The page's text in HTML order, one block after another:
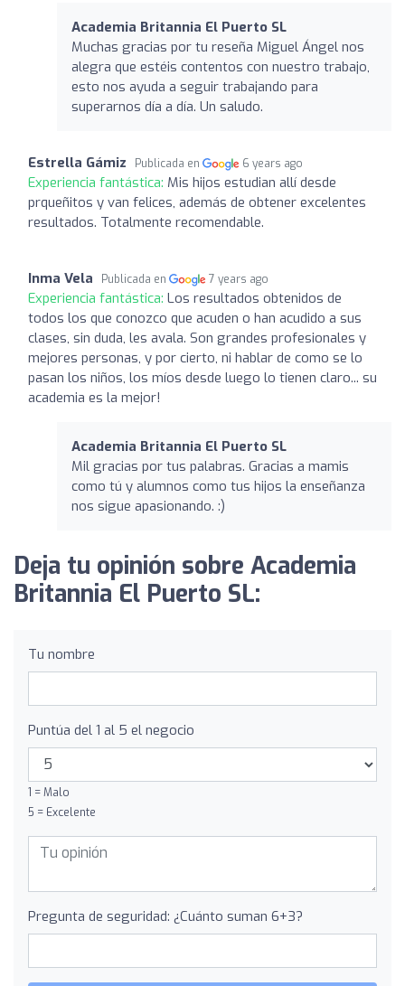
Academia Britannia El Puerto SL
Muchas gracias por tu reseña Miguel Ángel nos
alegra que estéis contentos con nuestro trabajo,
esto nos ayuda a seguir trabajando para
superarnos día a día. Un saludo.
Estrella Gámiz Publicada en 6 years ago
Experiencia fantástica: Mis hijos estudian allí desde
prqueñitos y van felices, además de obtener excelentes
resultados. Totalmente recomendable.
Inma Vela Publicada en 7 years ago
Experiencia fantástica: Los resultados obtenidos de
todos los que conozco que acuden o han acudido a sus
clases, sin duda, les avala. Son grandes profesionales y
mejores personas, y por cierto, ni hablar de como se lo
pasan los niños, los míos desde luego lo tienen claro... su
academia es la mejor!
Academia Britannia El Puerto SL
Mil gracias por tus palabras. Gracias a mamis
como tú y alumnos como tus hijos la enseñanza
nos sigue apasionando. :)
Deja tu opinión sobre Academia
Britannia El Puerto SL:
Tu nombre
Puntúa del 1 al 5 el negocio
1 = Malo
5 = Excelente
Pregunta de seguridad: ¿Cuánto suman 6+3?